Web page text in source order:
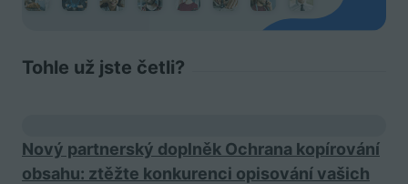
Tohle už jste četli?
Nový partnerský doplněk Ochrana kopírování
obsahu: ztěžte konkurenci opisování vašich